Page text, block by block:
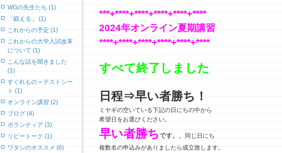
***+****+****+****+****+****
2024年オンライン夏期講習
****+****+****+****+****+****
すべて終了しました
日程⇒早い者勝ち！
ミヤギの空いている下記の日にちの中から
希望日をお選びください。
早い者勝ち です。
。同じ日にち
複数名の申込みがありましたら成立致します。
WGの先生たち (1)
「鍛える」 (1)
これからの予定 (1)
これからの大学入試改革
について (1)
こんな話を聞きました
(1)
すぐれもの＝テストシー
ト (1)
オンライン講習 (2)
ブログ (4)
ボランティア (3)
リピートーク (1)
ワタシのオススメ (6)